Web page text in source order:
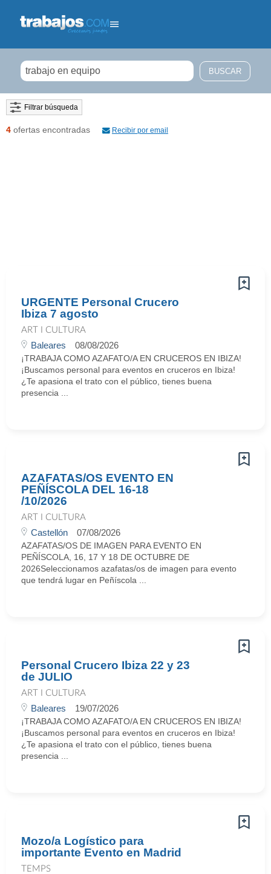
Filtrar búsqueda
4 ofertas encontradas Recibir por email
URGENTE Personal Crucero
Ibiza 7 agosto
ART I CULTURA
Baleares 08/08/2026
¡TRABAJA COMO AZAFATO/A EN CRUCEROS EN IBIZA!
¡Buscamos personal para eventos en cruceros en Ibiza!
¿Te apasiona el trato con el público, tienes buena
presencia ...
AZAFATAS/OS EVENTO EN
PEÑÍSCOLA DEL 16-18
/10/2026
ART I CULTURA
Castellón 07/08/2026
AZAFATAS/OS DE IMAGEN PARA EVENTO EN
PEÑÍSCOLA, 16, 17 Y 18 DE OCTUBRE DE
2026Seleccionamos azafatas/os de imagen para evento
que tendrá lugar en Peñíscola ...
Personal Crucero Ibiza 22 y 23
de JULIO
ART I CULTURA
Baleares 19/07/2026
¡TRABAJA COMO AZAFATO/A EN CRUCEROS EN IBIZA!
¡Buscamos personal para eventos en cruceros en Ibiza!
¿Te apasiona el trato con el público, tienes buena
presencia ...
Mozo/a Logístico para
importante Evento en Madrid
TEMPS